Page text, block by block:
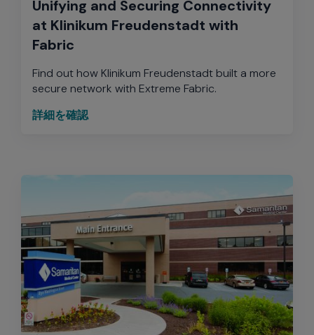
Unifying and Securing Connectivity
at Klinikum Freudenstadt with
Fabric
Find out how Klinikum Freudenstadt built a more
secure network with Extreme Fabric.
詳細を確認